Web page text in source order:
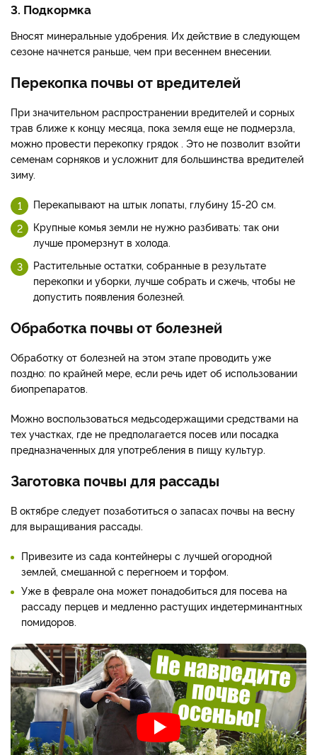
3. Подкормка
Вносят минеральные удобрения. Их действие в следующем
сезоне начнется раньше, чем при весеннем внесении.
Перекопка почвы от вредителей
При значительном распространении вредителей и сорных
трав ближе к концу месяца, пока земля еще не подмерзла,
можно провести перекопку грядок . Это не позволит взойти
семенам сорняков и усложнит для большинства вредителей
зиму.
Перекапывают на штык лопаты, глубину 15-20 см.
Крупные комья земли не нужно разбивать: так они
лучше промерзнут в холода.
Растительные остатки, собранные в результате
перекопки и уборки, лучше собрать и сжечь, чтобы не
допустить появления болезней.
Обработка почвы от болезней
Обработку от болезней на этом этапе проводить уже
поздно: по крайней мере, если речь идет об использовании
биопрепаратов.
Можно воспользоваться медьсодержащими средствами на
тех участках, где не предполагается посев или посадка
предназначенных для употребления в пищу культур.
Заготовка почвы для рассады
В октябре следует позаботиться о запасах почвы на весну
для выращивания рассады.
Привезите из сада контейнеры с лучшей огородной
землей, смешанной с перегноем и торфом.
Уже в феврале она может понадобиться для посева на
рассаду перцев и медленно растущих индетерминантных
помидоров.